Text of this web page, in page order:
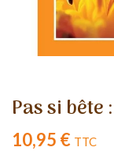
Pas si
10,95 € TTC